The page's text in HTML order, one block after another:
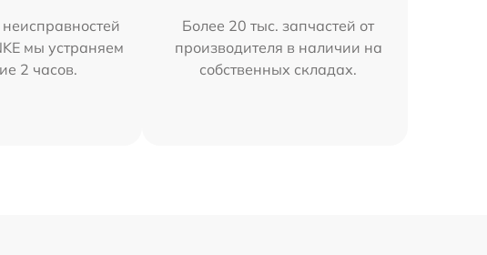
мы устраняем
2 часов.
Более 20 тыс. запчастей от
производителя в наличии на
собственных складах.